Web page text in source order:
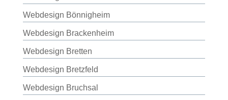
Webdesign Bönnigheim
Webdesign Brackenheim
Webdesign Bretten
Webdesign Bretzfeld
Webdesign Bruchsal